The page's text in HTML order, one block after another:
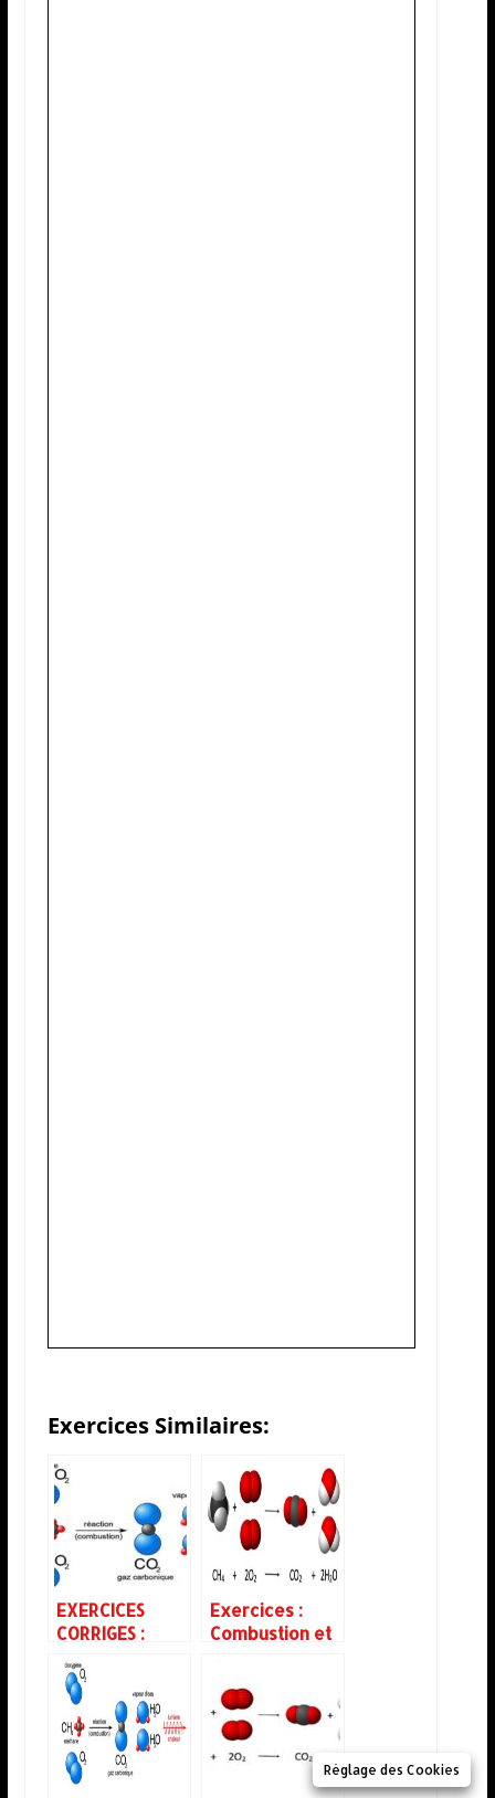
Exercices Similaires:
EXERCICES
CORRIGES :
COMBUSTION ET
CALCULS DES
ENTHALPIES
DES REACTIONS
Exercices :
Combustion et
Réglage des Cookies